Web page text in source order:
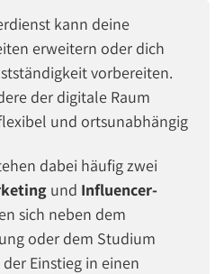
kann deine
erweitern oder dich
vorbereiten.
der digitale Raum
und ortsunabhängig
dabei häufig zwei
und Influencer-
sich neben dem
oder dem Studium
Einstieg in einen